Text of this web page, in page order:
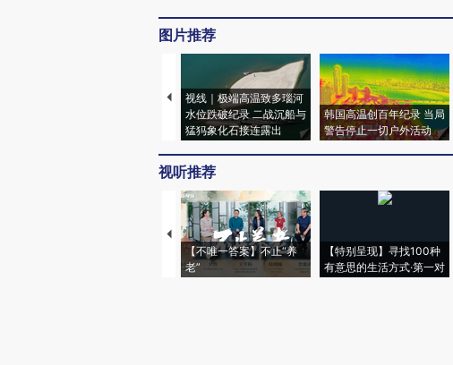
图片推荐
视线｜极端高温致多瑙河
水位跌破纪录 二战沉船与
猛犸象化石接连露出
韩国高温创百年纪录 当局
警告停止一切户外活动
视听推荐
【不唯一答案】不止“养
老”
【特别呈现】寻找100种
有意思的生活方式·第一对